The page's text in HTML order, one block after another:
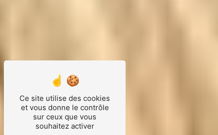
Ce site utilise des cookies
et vous donne le contrôle
sur ceux que vous
souhaitez activer